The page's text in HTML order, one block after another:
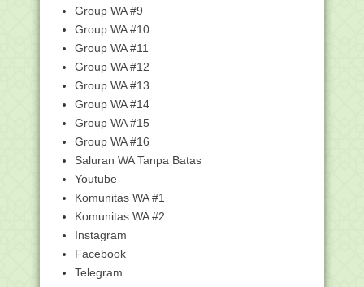
Belum Ada Info Resmi Kuota Haji,
Reguler maupun Kh...
Edukasi Kemendi...
Menag Yaqut Kutuk Keras Pengeboman
di Depan Gereja...
Madrasah Multilingual Segera Dibangun
di Soppeng
Persiapan Pendataan Asesmen
Nasional (AN) Tahun 2021
Ini Empat Fokus Kemenag Wujudkan
Madrasah Hebat Be...
Beredar SK Madrasah Program
Pembangunan RKB, Kemen...
Ditjen Pendis Lakukan Penilaian Angka
Kredit bagi ...
Group WA #9
Group WA #10
Group WA #11
Group WA #12
Group WA #13
Group WA #14
Group WA #15
Group WA #16
Saluran WA Tanpa Batas
Youtube
Komunitas WA #1
Komunitas WA #2
Instagram
Facebook
Telegram